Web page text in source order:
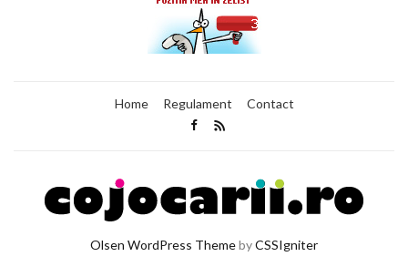
Home Regulament Contact
Olsen WordPress ThemebyCSSIgniter